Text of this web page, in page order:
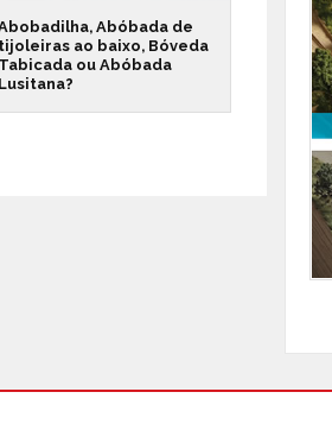
Abóbada de
tijoleiras ao baixo, Bóveda
Tabicada ou Abóbada
Lusitana?